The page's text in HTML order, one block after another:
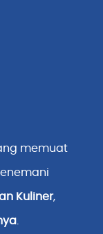
memuat
Kuliner,
.